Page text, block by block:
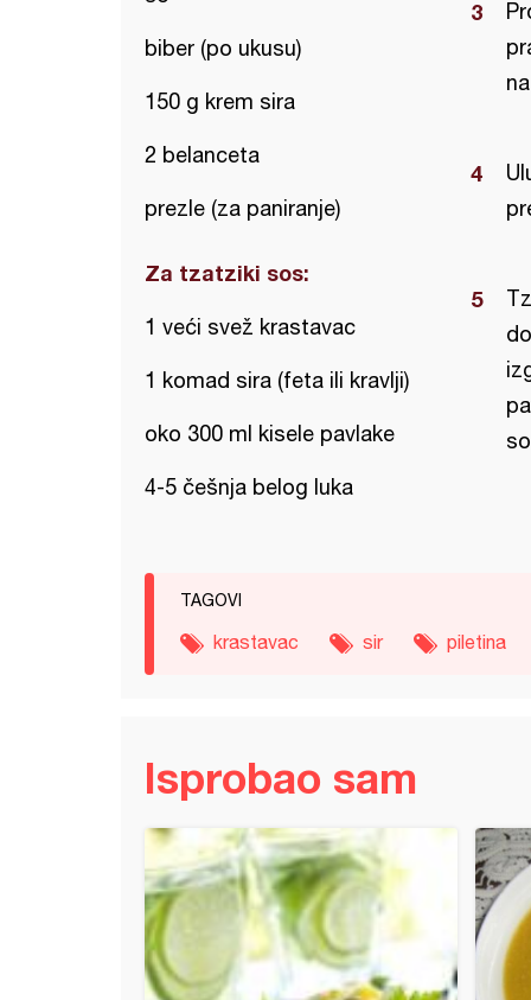
biber (po ukusu)
150 g krem sira
2 belanceta
prezle (za paniranje)
Za tzatziki sos:
1 veći svež krastavac
1 komad sira (feta ili kravlji)
oko 300 ml kisele pavlake
4-5 češnja belog luka
TAGOVI
krastavac sir piletina
Isprobao sam